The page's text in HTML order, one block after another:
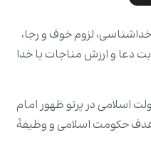
لزوم خوف و رجا،
دعا و ارزش مناجات با خدا
اسلامی در پرتو ظهور امام
حکومت اسلامی و وظیفۀ